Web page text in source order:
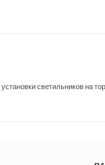
светильников на